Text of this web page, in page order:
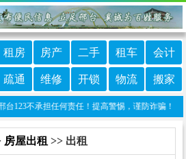
租房 房产 二手 租车 会计
疏通 维修 开锁 物流 搬家
不承担任何责任！提高警惕，谨防诈骗！做
房屋出租 >> 出租